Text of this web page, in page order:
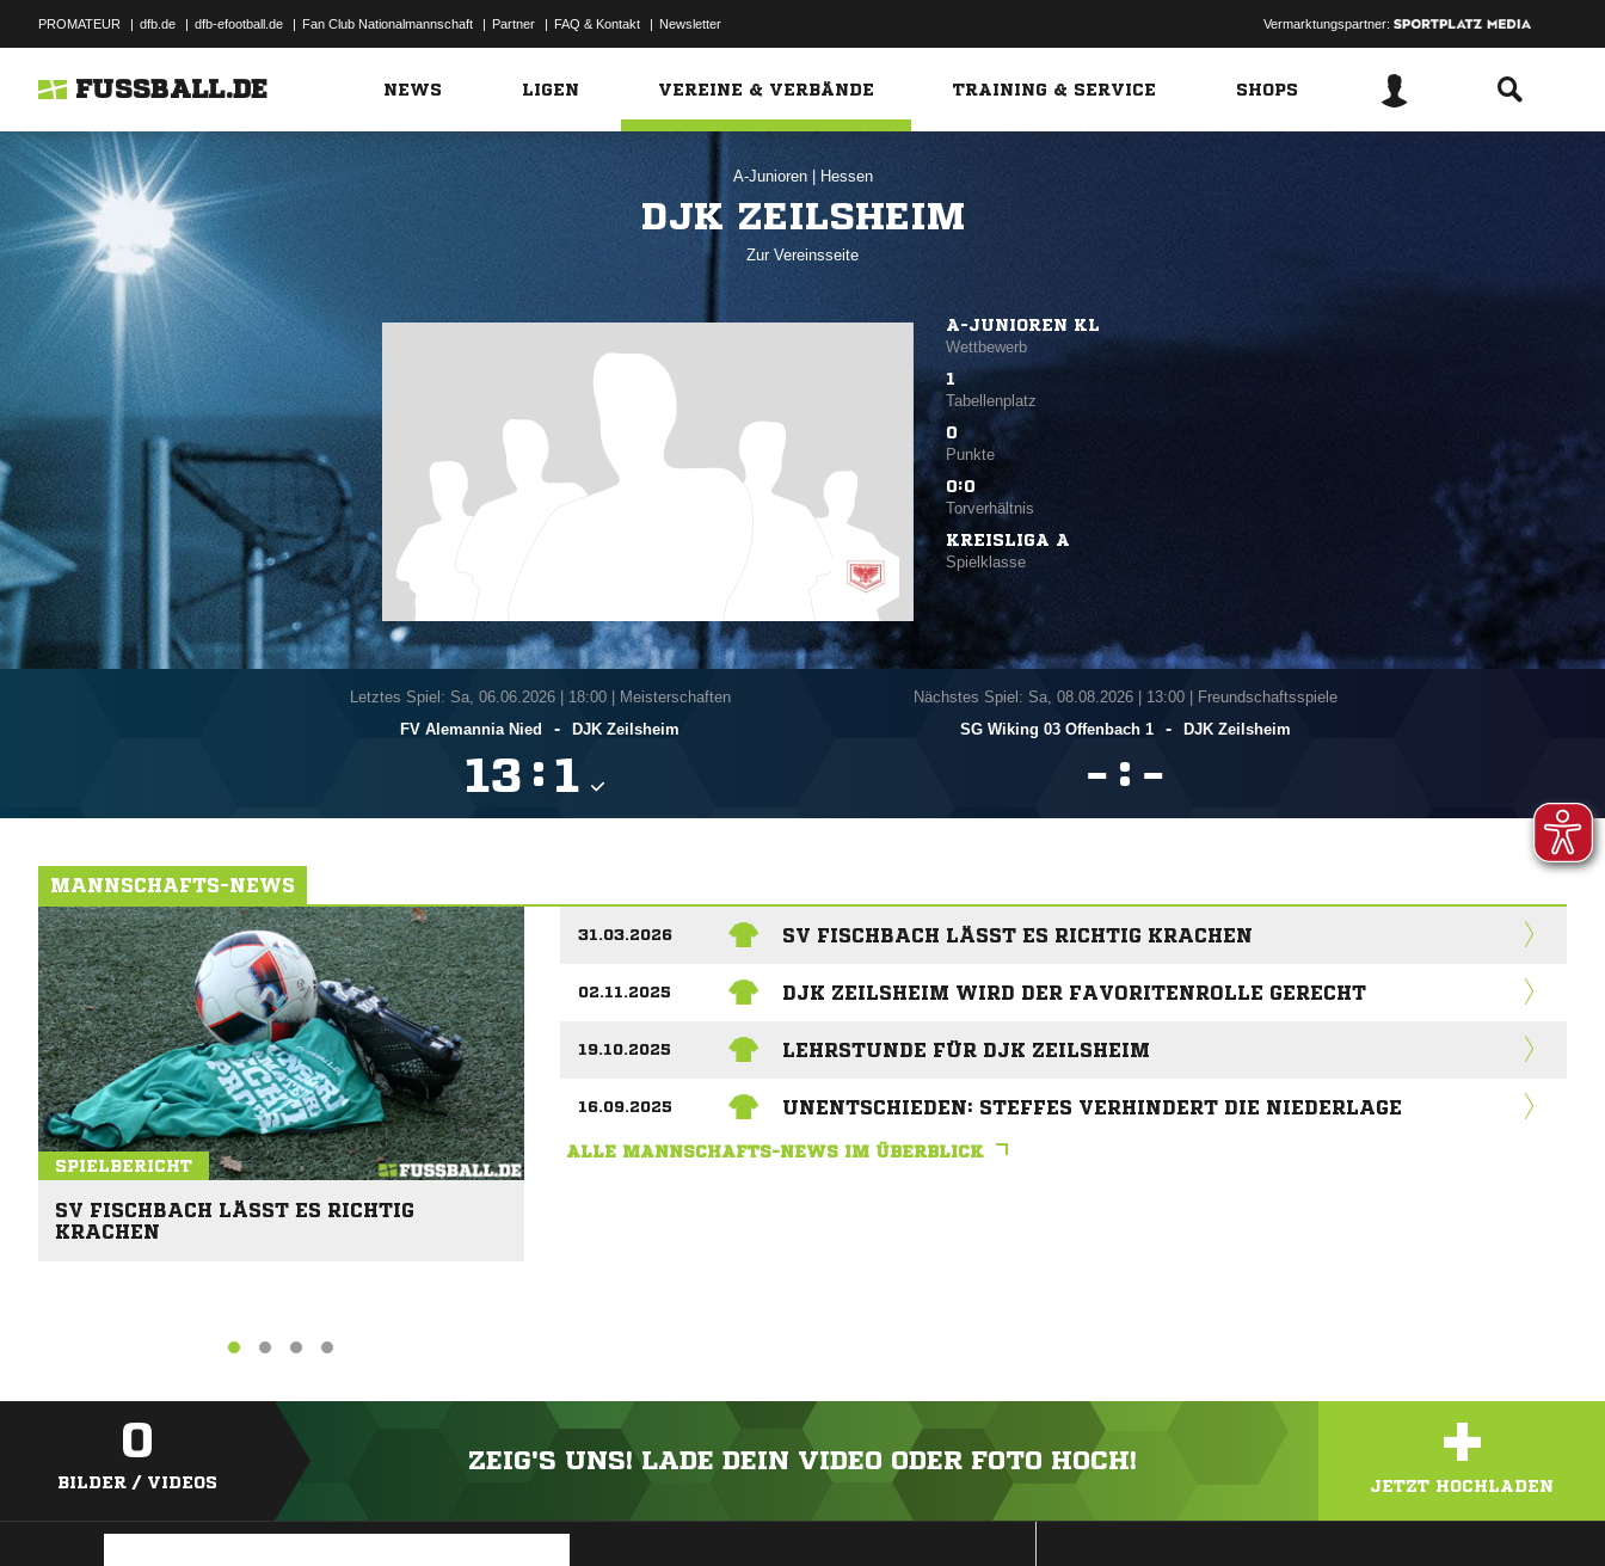
PROMATEUR | dfb.de | dfb-efootball.de | Fan Club Nationalmannschaft | Partner | FAQ & Kontakt | Newsletter Vermarktungspartner:
FUSSBALL.DE NEWS LIGEN VEREINE & VERBÄNDE TRAINING & SERVICE SHOPS
A-Junioren Hessen
DJK ZEILSHEIM
Zur Vereinsseite
A-JUNIOREN KL
Wettbewerb
1
Tabellenplatz
0
Punkte
0:0
Torverhältnis
KREISLIGA A
Spielklasse
Letztes Spiel: Sa, 06.06.2026| 18:00 | Meisterschaften
FV Alemannia Nied
- DJK Zeilsheim
 : 
Nächstes Spiel: Sa, 08.08.2026| 13:00 | Freundschaftsspiele
SG Wiking 03 Offenbach 1
- DJK Zeilsheim
 : 
MANNSCHAFTS-NEWS
SPIELBERICHT
SV FISCHBACH LÄSST ES RICHTIG
KRACHEN
31.03.2026 SV FISCHBACH LÄSST ES RICHTIG KRACHEN
02.11.2025 DJK ZEILSHEIM WIRD DER FAVORITENROLLE GERECHT
19.10.2025 LEHRSTUNDE FÜR DJK ZEILSHEIM
16.09.2025 UNENTSCHIEDEN: STEFFES VERHINDERT DIE NIEDERLAGE
ALLE MANNSCHAFTS-NEWS IM ÜBERBLICK
0
BILDER / VIDEOS
ZEIG'S UNS! LADE DEIN VIDEO ODER FOTO HOCH! +
JETZT HOCHLADEN